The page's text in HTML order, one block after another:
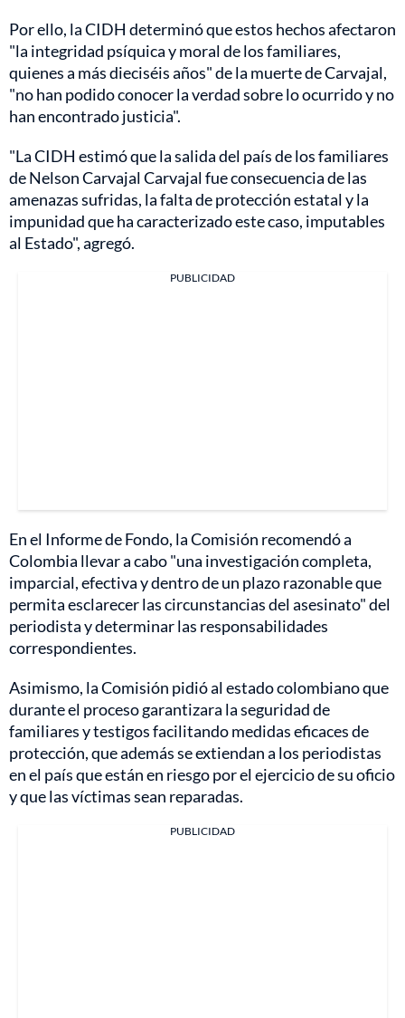
Por ello, la CIDH determinó que estos hechos afectaron
"la integridad psíquica y moral de los familiares,
quienes a más dieciséis años" de la muerte de Carvajal,
"no han podido conocer la verdad sobre lo ocurrido y no
han encontrado justicia".
"La CIDH estimó que la salida del país de los familiares
de Nelson Carvajal Carvajal fue consecuencia de las
amenazas sufridas, la falta de protección estatal y la
impunidad que ha caracterizado este caso, imputables
al Estado", agregó.
PUBLICIDAD
En el Informe de Fondo, la Comisión recomendó a
Colombia llevar a cabo "una investigación completa,
imparcial, efectiva y dentro de un plazo razonable que
permita esclarecer las circunstancias del asesinato" del
periodista y determinar las responsabilidades
correspondientes.
Asimismo, la Comisión pidió al estado colombiano que
durante el proceso garantizara la seguridad de
familiares y testigos facilitando medidas eficaces de
protección, que además se extiendan a los periodistas
en el país que están en riesgo por el ejercicio de su oficio
y que las víctimas sean reparadas.
PUBLICIDAD